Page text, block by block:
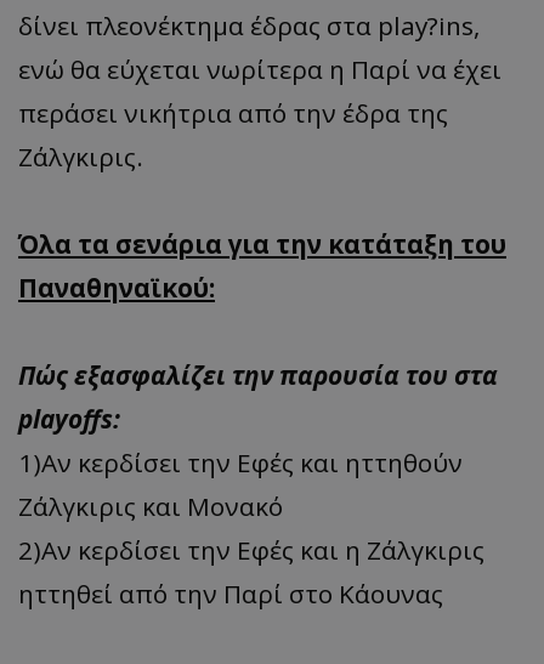
δίνει πλεονέκτημα έδρας στα play?ins,
ενώ θα εύχεται νωρίτερα η Παρί να έχει
περάσει νικήτρια από την έδρα της
Ζάλγκιρις.
Όλα τα σενάρια για την κατάταξη του
Παναθηναϊκού:
Πώς εξασφαλίζει την παρουσία του στα
playoffs:
1)Aν κερδίσει την Εφές και ηττηθούν
Ζάλγκιρις και Μονακό
2)Αν κερδίσει την Εφές και η Ζάλγκιρις
ηττηθεί από την Παρί στο Κάουνας